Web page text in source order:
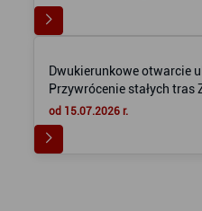
Dwukierunkowe otwarcie
Przywrócenie stałych tras
od 15.07.2026 r.